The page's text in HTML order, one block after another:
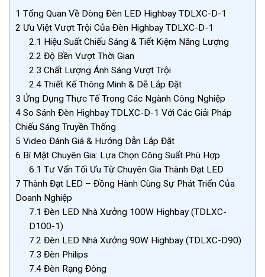
1 Tổng Quan Về Dòng Đèn LED Highbay TDLXC-D-1
2 Ưu Việt Vượt Trội Của Đèn Highbay TDLXC-D-1
2.1 Hiệu Suất Chiếu Sáng & Tiết Kiệm Năng Lượng
2.2 Độ Bền Vượt Thời Gian
2.3 Chất Lượng Ánh Sáng Vượt Trội
2.4 Thiết Kế Thông Minh & Dễ Lắp Đặt
3 Ứng Dụng Thực Tế Trong Các Ngành Công Nghiệp
4 So Sánh Đèn Highbay TDLXC-D-1 Với Các Giải Pháp
Chiếu Sáng Truyền Thống
5 Video Đánh Giá & Hướng Dẫn Lắp Đặt
6 Bí Mật Chuyên Gia: Lựa Chọn Công Suất Phù Hợp
6.1 Tư Vấn Tối Ưu Từ Chuyên Gia Thành Đạt LED
7 Thành Đạt LED – Đồng Hành Cùng Sự Phát Triển Của
Doanh Nghiệp
7.1 Đèn LED Nhà Xưởng 100W Highbay (TDLXC-
D100-1)
7.2 Đèn LED Nhà Xưởng 90W Highbay (TDLXC-D90)
7.3 Đèn Philips
7.4 Đèn Rạng Đông